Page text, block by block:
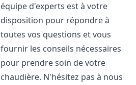
équipe d'experts est à votre
disposition pour répondre à
toutes vos questions et vous
fournir les conseils nécessaires
pour prendre soin de votre
chaudière. N'hésitez pas à nous